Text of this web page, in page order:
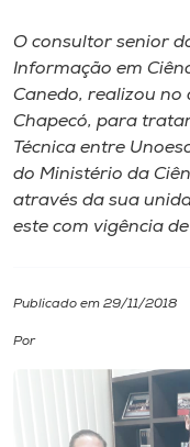
A
Unoesc
I.nova
Cultura
O consultor senior
Informação em
Canedo, realizou no
Chapecó, para
Técnica entre
do Ministério da
através da sua
este com vigência
Publicado em 29/11/2018
Por